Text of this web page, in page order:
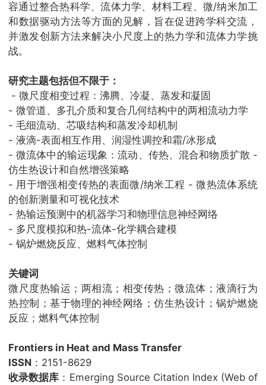
容通过整合热科学、流体力学、材料工程、微/纳米加工
和数据驱动方法等方面的见解，旨在促进跨学科交流，
并激发创新方法来解决小尺度上的热力学和流体力学挑
战。
研究主题包括但不限于：
- 微尺度相变过程：沸腾、冷凝、蒸发和凝固
- 微管道、多孔介质和复合几何结构中的两相流动力学
- 毛细流动、芯吸结构和蒸发冷却机制
- 液滴-表面相互作用、润湿性调控和霜/冰形成
- 微流体中的输运现象：流动、传热、混合和物质扩散 -
仿生热设计和自然增强策略
- 用于增强相变传热的表面微/纳米工程 - 微热流体系统
的创新测量和可视化技术
- 热输运预测中的机器学习和物理信息神经网络
- 多尺度模拟和热-流体-化学耦合建模
- 锅炉燃烧反应、燃料气体控制
关键词
微尺度热输运；两相流；相变传热；微流体；液滴行为
热控制；基于物理的神经网络；仿生热设计；锅炉燃烧
反应；燃料气体控制
Frontiers in Heat and Mass Transfer
ISSN ：2151-8629
收录数据库 ：Emerging Source Citation Index (Web of